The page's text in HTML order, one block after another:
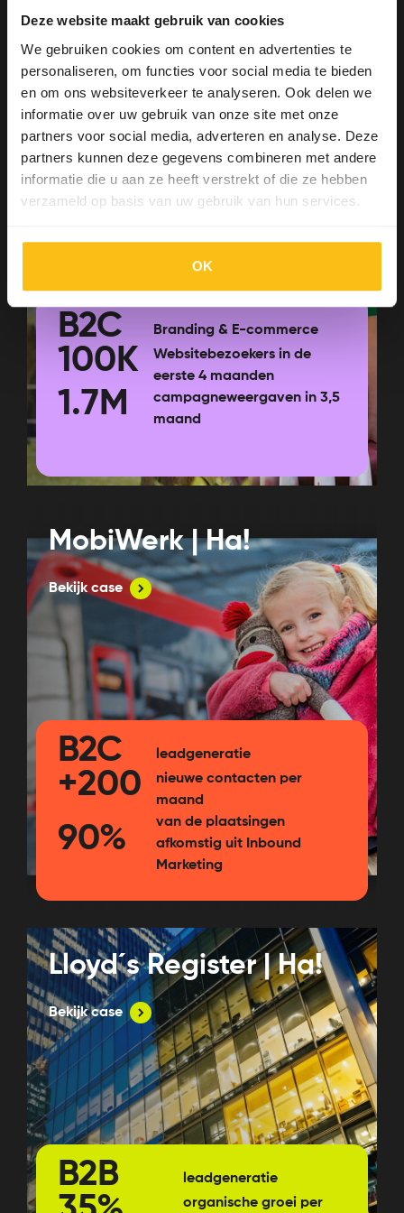
Deze website maakt gebruik van cookies
We gebruiken cookies om content en advertenties te
personaliseren, om functies voor social media te bieden
en om ons websiteverkeer te analyseren. Ook delen we
informatie over uw gebruik van onze site met onze
partners voor social media, adverteren en analyse. Deze
partners kunnen deze gegevens combineren met andere
informatie die u aan ze heeft verstrekt of die ze hebben
verzameld op basis van uw gebruik van hun services.
OK
Dino Experience Park |
Ha!
Bekijk case
B2C Branding & E-commerce
100K
Websitebezoekers in de
eerste 4 maanden
1.7M
campagneweergaven in 3,5
maand
MobiWerk | Ha!
Bekijk case
B2C leadgeneratie
+200
nieuwe contacten per
maand
90%
van de plaatsingen
afkomstig uit Inbound
Marketing
Lloyd´s Register | Ha!
Bekijk case
B2B leadgeneratie
organische groei per